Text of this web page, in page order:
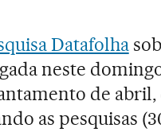
Datafolha
neste
de abril,
as pesquisas